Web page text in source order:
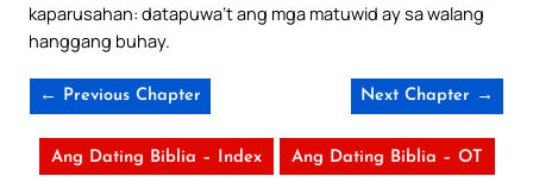
kaparusahan: datapuwa’t ang mga matuwid ay sa walang
hanggang buhay.
← Previous Chapter Next Chapter →
Ang Dating Biblia – Index Ang Dating Biblia – OT